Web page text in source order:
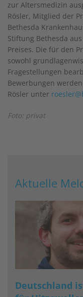
zur Altersmedizin
Rösler, Mitglied der
Bethesda
Stiftung Bethesda
Preises. Die für den
sowohl
Fragestellungen
Bewerbungen
Rösler unter
Foto: privat
Aktuelle
Deutschland